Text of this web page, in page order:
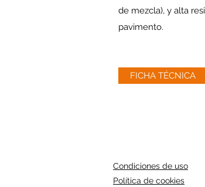
de mezcla), y alta
pavimento.
FICHA TÉCNICA
Condiciones de uso
Política de cookies